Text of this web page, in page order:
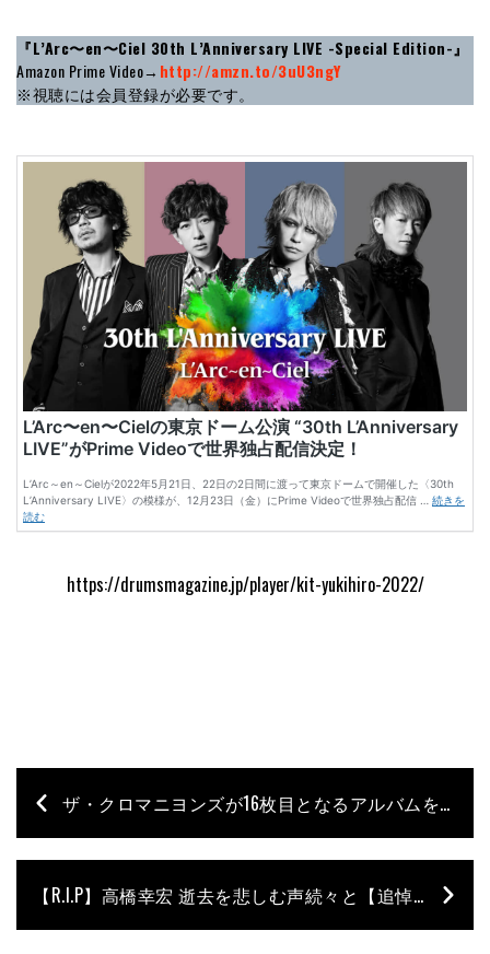
『L’Arc〜en〜Ciel 30th L’Anniversary LIVE -Special Edition-』
Amazon Prime Video→ http://amzn.to/3uU3ngY
※視聴には会員登録が必要です。
https://drumsmagazine.jp/player/kit-yukihiro-2022/
ザ・クロマニヨンズが16枚目となるアルバムを発売！NHK『ギョギョッとサカナ☆スター』主題歌も収録
【R.I.P】高橋幸宏 逝去を悲しむ声続々と【追悼メッセージ】